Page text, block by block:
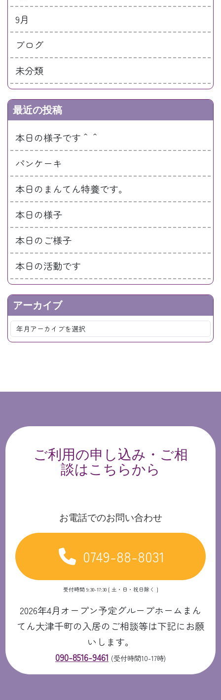
9月
ブログ
未分類
最近の投稿
本日の様子です＾＾
パンケーキ
本日のまんてん特養です。
本日の様子
本日のご様子
本日の活動です
アーカイブ
ご利用の申し込み・ご相
談はこちらから
お電話でのお問い合わせ
0749-88-8031
受付時間 9:30-17:30 [ 土・日・祝日除く ]
2026年4月オープン予定グループホームまん
てん大津千町の入居のご相談等は下記にお願
いします。
090-8516-9461 (受付時間10-17時)